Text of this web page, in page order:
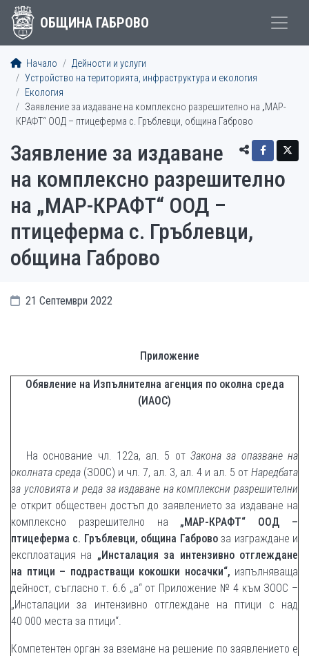
ОБЩИНА ГАБРОВО
Начало
Дейности и услуги
Устройство на територията, инфраструктура и екология
Екология
Заявление за издаване на комплексно разрешително на „МАР-
КРАФТ“ ООД – птицеферма с. Гръблевци, община Габрово
Заявление за издаване
на комплексно разрешително
на „МАР-КРАФТ“ ООД –
птицеферма с. Гръблевци,
община Габрово
21 Септември 2022
Приложение
Обявление на Изпълнителна агенция по околна среда
(ИАОС)
На основание чл. 122а, ал. 5 отЗакона за опазване на
околната среда (ЗООС) и чл. 7, ал. 3, ал. 4 и ал. 5 от Наредбата
за условията и реда за издаване на комплексни разрешителни
е открит обществен достъп до заявлението за издаване на
комплексно разрешително на „МАР-КРАФТ“ ООД –
птицеферма с. Гръблевци, община Габровоза изграждане и
експлоатация на „Инсталация за интензивно отглеждане
на птици – подрастващи кокошки носачки“, изпълняваща
дейност, съгласно т. 6.6 „а“ от Приложение № 4 към ЗООС –
„Инсталации за интензивно отглеждане на птици с над
40 000 места за птици“.
Компетентен орган за вземане на решение по заявлението е